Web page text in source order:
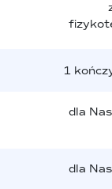
1
dla
dla